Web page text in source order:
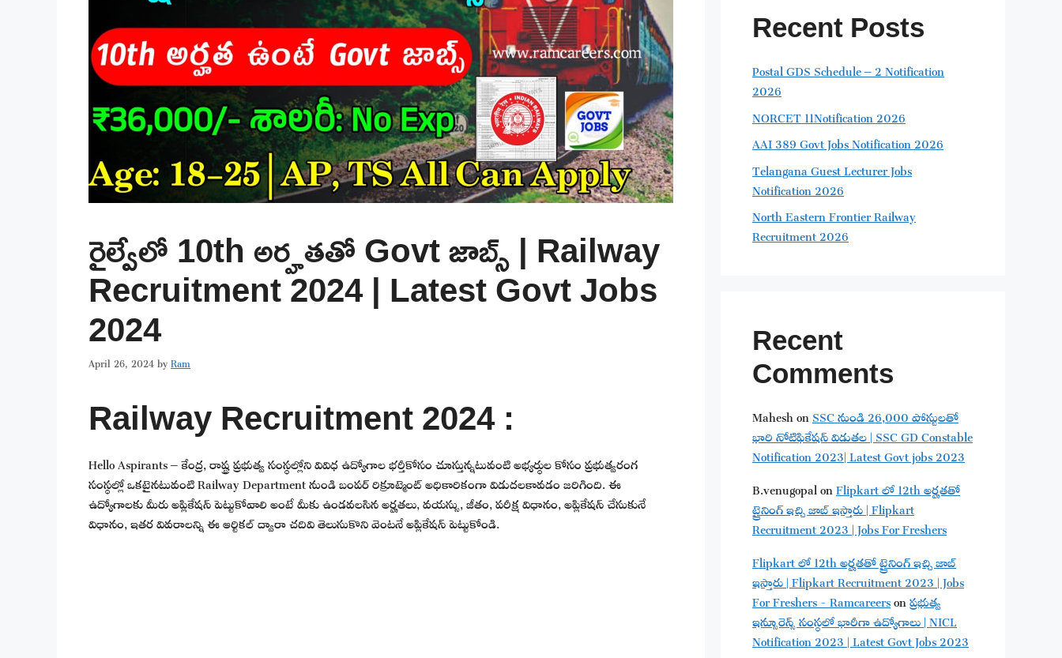
రైల్వేలో 10th అర్హతతో Govt జాబ్స్ | Railway
Recruitment 2024 | Latest Govt Jobs
2024
April 26, 2024byRam
Railway Recruitment 2024 :
Hello Aspirants – కేంద్ర, రాష్ట్ర ప్రభుత్వ సంస్థల్లోని వివిధ ఉద్యోగాల భర్తీకోసం చూస్తున్నటువంటి అభ్యర్థుల కోసం ప్రభుత్వరంగ
సంస్థల్లో ఒకటైనటువంటి Railway Department నుండి బంపర్ రిక్రూట్మెంట్ అధికారికంగా విడుదలకావడం జరిగింది. ఈ
ఉద్యోగాలకు మీరు అప్లికేషన్ పెట్టుకోవాలి అంటే మీకు ఉండవలసిన అర్హతలు, వయస్సు, జీతం, పరీక్ష విధానం, అప్లికేషన్ చేసుకునే
విధానం, ఇతర వివరాలన్ని ఈ ఆర్టికల్ ద్వారా చదివి తెలుసుకొని వెంటనే అప్లికేషన్ పెట్టుకోండి.
Recent Posts
Postal GDS Schedule – 2 Notification
2026
NORCET 11Notification 2026
AAI 389 Govt Jobs Notification 2026
Telangana Guest Lecturer Jobs
Notification 2026
North Eastern Frontier Railway
Recruitment 2026
Recent
Comments
MaheshonSSC నుండి 26,000 పోస్టులతో
భారి నోటిఫికేషన్ విడుతల | SSC GD Constable
Notification 2023| Latest Govt jobs 2023
B.venugopalonFlipkart లో 12th అర్హతతో
ట్రైనింగ్ ఇచ్చి జాబ్ ఇస్తారు | Flipkart
Recruitment 2023 | Jobs For Freshers
Flipkart లో 12th అర్హతతో ట్రైనింగ్ ఇచ్చి జాబ్
ఇస్తారు | Flipkart Recruitment 2023 | Jobs
For Freshers - Ramcareersonప్రభుత్వ
ఇన్సూరెన్స్ సంస్థలో భారీగా ఉద్యోగాలు | NICL
Notification 2023 | Latest Govt Jobs 2023